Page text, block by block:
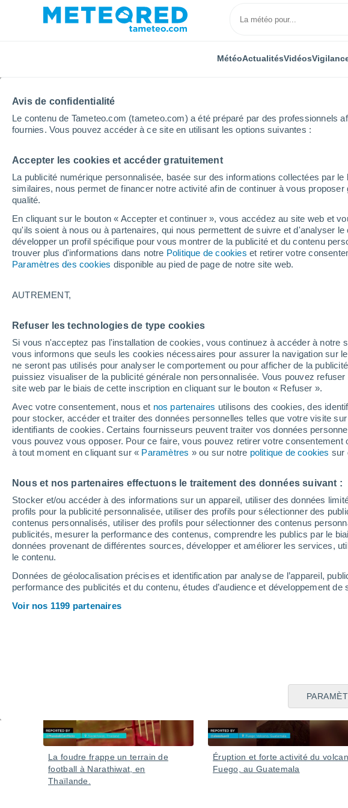
Avis de confidentialité
Le contenu de Tameteo.com (tameteo.com) a été préparé par des professionnels
fournies. Vous pouvez accéder à ce site en utilisant les options suivantes :
Accepter les cookies et accéder gratuitement
La publicité numérique personnalisée, basée sur des informations collectées par
similaires, nous permet de financer notre activité afin de continuer à vous
qualité.
En cliquant sur le bouton « Accepter et continuer », vous accédez au site web et
qu'ils soient à nous ou à partenaires, qui nous permettent de suivre et d'analyser
développer un profil spécifique pour vous montrer de la publicité et du contenu
trouver plus d'informations dans notre Politique de cookies et retirer votre
Paramètres des cookies disponible au pied de page de notre site web.
AUTREMENT,
Refuser les technologies de type cookies
Si vous n'acceptez pas l'installation de cookies, vous continuez à accéder à notre
vous informons que seuls les cookies nécessaires pour assurer la navigation sur
ne seront pas utilisés pour analyser le comportement ou pour afficher de la
puissiez visualiser de la publicité générale non personnalisée. Vous pouvez
site web par le biais de cette inscription en cliquant sur le bouton « Refuser ».
Avec votre consentement, nous et nos partenaires utilisons des cookies, des
pour stocker, accéder et traiter des données personnelles telles que votre visite
identifiants de cookies. Certains fournisseurs peuvent traiter vos données
vous pouvez vous opposer. Pour ce faire, vous pouvez retirer votre consentement
à tout moment en cliquant sur « Paramètres » ou sur notre politique de cookies sur
Nous et nos partenaires effectuons le traitement des données suivant :
Stocker et/ou accéder à des informations sur un appareil, utiliser des données
profils pour la publicité personnalisée, utiliser des profils pour sélectionner des
contenus personnalisés, utiliser des profils pour sélectionner des contenus
publicités, mesurer la performance des contenus, comprendre les publics par le
données provenant de différentes sources, développer et améliorer les services,
le contenu.
Données de géolocalisation précises et identification par analyse de l’appareil,
performance des publicités et du contenu, études d’audience et développement de
Voir nos 1199 partenaires
MétéoActualitésVidéos
Accueil Vidéos Une chute de neige surprenante recouvre la plage de
Une chute de neige surprenante
plage de Miramar, en Argentine,
immaculé ! La période de
produit des images
Ce phénomène a été provoqué par une forte masse d'air polaire
une humidité suffisante pour provoquer des chutes de neige. Bien qu'il
de la neige sur les plages grâce à l'effet modérateur de la mer.
La foudre frappe un terrain de
football à Narathiwat, en
Thaïlande.
Éruption et forte activité du volcan
Fuego, au Guatemala